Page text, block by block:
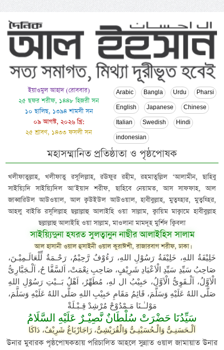
ইয়াওমুল আহাদ (রোববার)
২৫ ছফর শরীফ, ১৪৪৮ হিজরী সন
১০ ছালিছ, ১৩৯৪ শামসী সন
০৯ আগস্ট, ২০২৬ খ্রি:
২৫ শ্রাবণ, ১৪৩৩ ফসলী সন
Arabic Bangla Urdu Pharsi
English Japanese Chinese
Italian Swedish Hindi
indonesian
মহাসম্মানিত প্রতিষ্ঠাতা ও পৃষ্ঠপোষক
খলীফাতুল্লাহ, খলীফাতু রসূলিল্লাহ, রঊফুর রহীম, রহমাতুল্লিল ‘আলামীন, ছাহিবু
সাইয়্যিদি সাইয়্যিদিল আ’ইয়াদ শরীফ, ছাহিবে নেয়ামত, আস সাফফাহ, আল
জাব্বারিউল আউওয়াল, আল ক্বউইউল আউওয়াল, হাবীবুল্লাহ, মুত্বহ্হার, মুত্বহ্হির,
আহলু বাইতি রসূলিল্লাহ ছল্লাল্লাহু আলাইহি ওয়া সাল্লাম, ক্বায়িম মাক্বামে হাবীবুল্লাহ
ছল্লাল্লাহু আলাইহি ওয়া সাল্লাম, মাওলানা মামদূহ মুর্শিদ ক্বিবলা
সাইয়্যিদুনা হযরত সুলত্বানুন নাছীর আলাইহিস সালাম
আল হাসানী ওয়াল হুসাইনী ওয়াল কুরাঈশী, রাজারবাগ শরীফ, ঢাকা।
خَلِيْفَةُ اللهِ، خَلِيْفَةُ رَسُوْلِ اللهِ، رَءُوْفٌ رَّحِيْمٌ، رَحْـمَةٌ لِّلْعَالَـمِيْـنَ،
صَاحِبُ سَيِّدِ سَيِّدِ الْاَعْيَادِ شَرِيْفٍ، صَاحِبِ نِعْمَتْ، اَلسَّفَّا حُ، اَلْـجَبَّارِىُّ
الْاَوَّلُ، اَلْـقَوِىُّ الْاَوَّلُ، حَبِيْبُ ال لهِ، مُطَهِّرٌ، اَهْلُ بَــيْتِ رَسُوْلِ اللهِ
صَلَّى اللهُ عَلَيْهِ وَسَلَّمَ، قَائِمُ مَقَامِ حَبِيْبِ اللهِ صَلَّى اللهُ عَلَيْهِ وَسَلَّمَ،
مَوْلـٰـنَا مَـمْدُوْحْ مُرْشِدْ قِـبْـلَةْ
سَيِّدُنَا حَضْرَتْ سُلْطَانٌ نَّصِيْـرٌ عَلَيْهِ السَّلَامُ
اَلْـحَسَنِـىُّ وَالْـحُسَيْنِـىُّ وَالْقُرَيْشِىُّ، رَاجَارْبَاغُ شَرِيْفٌ، دَاكَا
উনার মুবারক পৃষ্ঠপোষকতায় পরিচালিত আহলে সুন্নাত ওয়াল জামায়াত উনার